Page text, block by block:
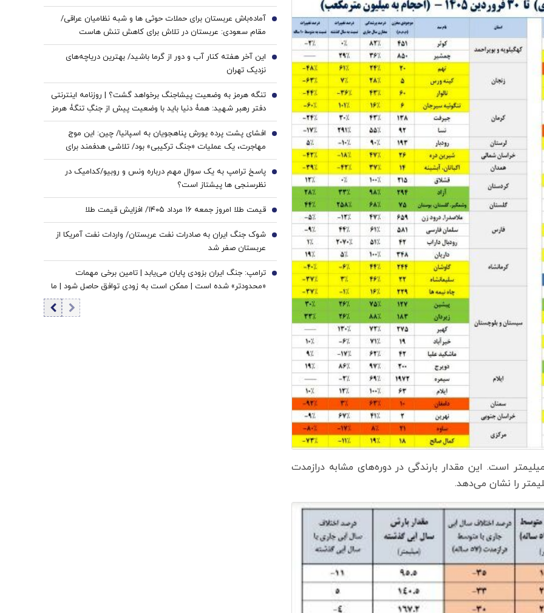
ارتفاع کل ریزش‌های جوی کشور معادل ۲۰۹.۴ میلیمتر است. این مقدار بارندگی در دوره‌های مشابه درازمدت
آماده‌باش عربستان برای حملات حوثی ها و شبه نظامیان عراقی/
مقام سعودی: عربستان در تلاش برای کاهش تنش هاست
3
این آخر هفته کنار آب و دور از گرما باشید/ بهترین دریاچه‌های
نزدیک تهران
4
تنگه هرمز به وضعیت پیشاجنگ برخواهد گشت؟ | روزنامه اینترنتی
دفتر رهبر شهید: همۀ دنیا باید با وضعیت پیش از جنگِ تنگۀ هرمز
خداحافظی کنند
5
افشای پشت پرده یورش پناهجویان به اسپانیا/ چین: این موج
مهاجرت، یک عملیات «جنگ ترکیبی» بود/ تلاشی هدفمند برای
اعمال فشار بر دولت «پدرو سانچز»
6
پاسخ ترامپ به یک سوال مهم درباره ونس و روبیو/کدامیک در
نظرسنجی ها پیشتاز است؟
7
قیمت طلا امروز جمعه ۱۶ مرداد ۱۴۰۵/ افزایش قیمت طلا 8
شوک جنگ ایران به صادرات نفت عربستان/ واردات نفت آمریکا از
عربستان صفر شد
9
ترامپ: جنگ ایران بزودی پایان می‌یابد | تامین برخی مهمات
«محدودتر» شده است | ممکن است به زودی توافق حاصل شود | ما
10